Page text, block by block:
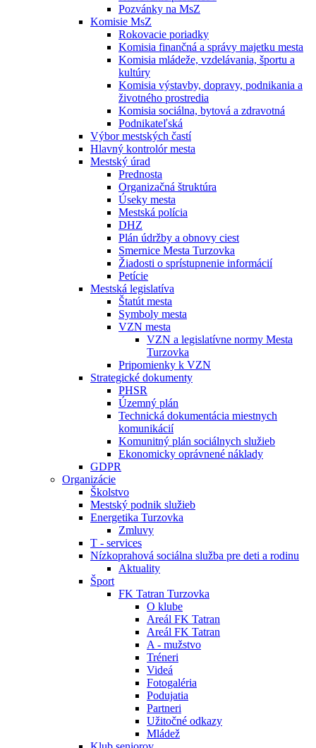
Pozvánky na MsZ
Komisie MsZ
Rokovacie poriadky
Komisia finančná a správy majetku mesta
Komisia mládeže, vzdelávania, športu a
kultúry
Komisia výstavby, dopravy, podnikania a
životného prostredia
Komisia sociálna, bytová a zdravotná
Podnikateľská
Výbor mestských častí
Hlavný kontrolór mesta
Mestský úrad
Prednosta
Organizačná štruktúra
Úseky mesta
Mestská polícia
DHZ
Plán údržby a obnovy ciest
Smernice Mesta Turzovka
Žiadosti o sprístupnenie informácií
Petície
Mestská legislatíva
Štatút mesta
Symboly mesta
VZN mesta
VZN a legislatívne normy Mesta
Turzovka
Pripomienky k VZN
Strategické dokumenty
PHSR
Územný plán
Technická dokumentácia miestnych
komunikácií
Komunitný plán sociálnych služieb
Ekonomicky oprávnené náklady
GDPR
Organizácie
Školstvo
Mestský podnik služieb
Energetika Turzovka
Zmluvy
T - services
Nízkoprahová sociálna služba pre deti a rodinu
Aktuality
Šport
FK Tatran Turzovka
O klube
Areál FK Tatran
Areál FK Tatran
A - mužstvo
Tréneri
Videá
Fotogaléria
Podujatia
Partneri
Užitočné odkazy
Mládež